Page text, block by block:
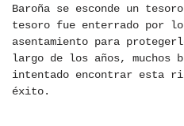
Baroña se esconde un
tesoro fue enterrado por
asentamiento para
largo de los años, muchos
intentado encontrar esta
éxito.